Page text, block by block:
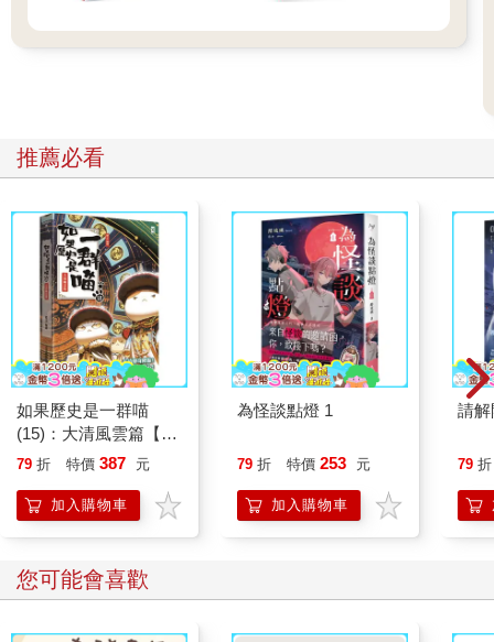
推薦必看
如果歷史是一群喵
(15)：大清風雲篇【萌
貓漫畫學歷史】
79 折 特價 387 元
加入購物車
為怪談點燈 1
79 折 特價 253 元
加入購物車
請解
79 折
您可能會喜歡